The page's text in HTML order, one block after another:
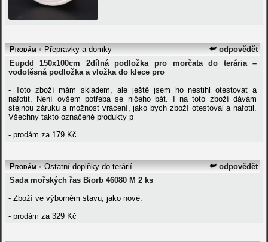
odpovědět
Prodám •Přepravky a domky
Eupdd 150x100cm 2dílná podložka pro morčata do terária –
vodotěsná podložka a vložka do klece pro
- Toto zboží mám skladem, ale ještě jsem ho nestihl otestovat a
nafotit. Není ovšem potřeba se ničeho bát. I na toto zboží dávám
stejnou záruku a možnost vrácení, jako bych zboží otestoval a nafotil.
Všechny takto označené produkty p
- prodám za 179 Kč
odpovědět
Prodám •Ostatní doplňky do terárií
Sada mořských řas Biorb 46080 M 2 ks
- Zboží ve výborném stavu, jako nové.
- prodám za 329 Kč